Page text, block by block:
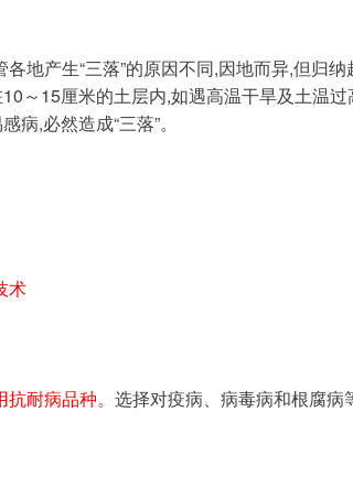
～15厘米的土层内,如遇高温干旱及土温
病,必然造成“三落”。
术
抗耐病品种。 选择对疫病、病毒病和根腐病